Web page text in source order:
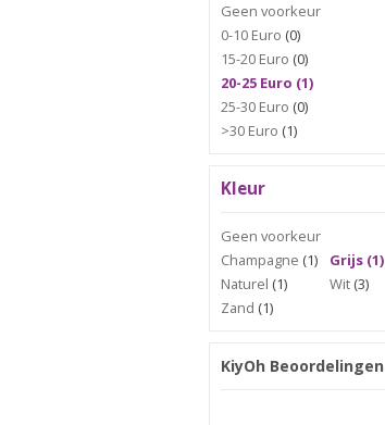
Geen voorkeur
0-10 Euro (0)
15-20 Euro (0)
20-25 Euro (1)
25-30 Euro (0)
>30 Euro (1)
Kleur
Geen voorkeur
Champagne (1)
Grijs (1)
Naturel (1) Wit (3)
Zand (1)
KiyOh Beoordelingen